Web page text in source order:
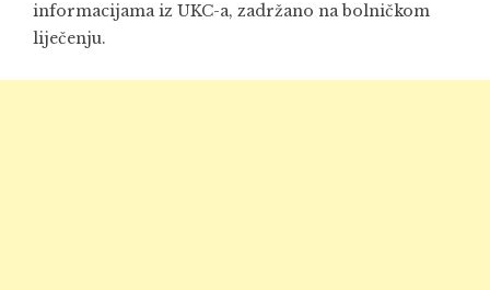
informacijama iz UKC-a, zadržano na bolničkom
liječenju.